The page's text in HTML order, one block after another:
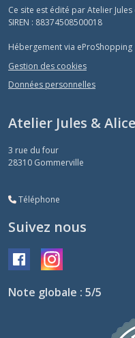
Ce site est édité par Atelier Jules
SIREN : 88374508500018
Hébergement via eProShopping
Gestion des cookies
Données personnelles
Atelier Jules & Alice
3 rue du four
28310 Gommerville
Téléphone
Suivez nous
Note globale : 5/5